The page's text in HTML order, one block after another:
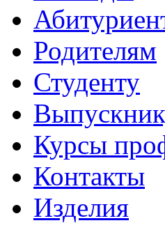
Родителям
Студенту
Курсы
Контакты
Изделия